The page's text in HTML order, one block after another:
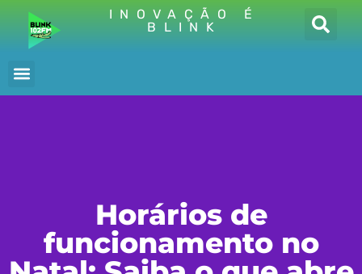
INOVAÇÃO É
BLINK
Horários de
funcionamento no